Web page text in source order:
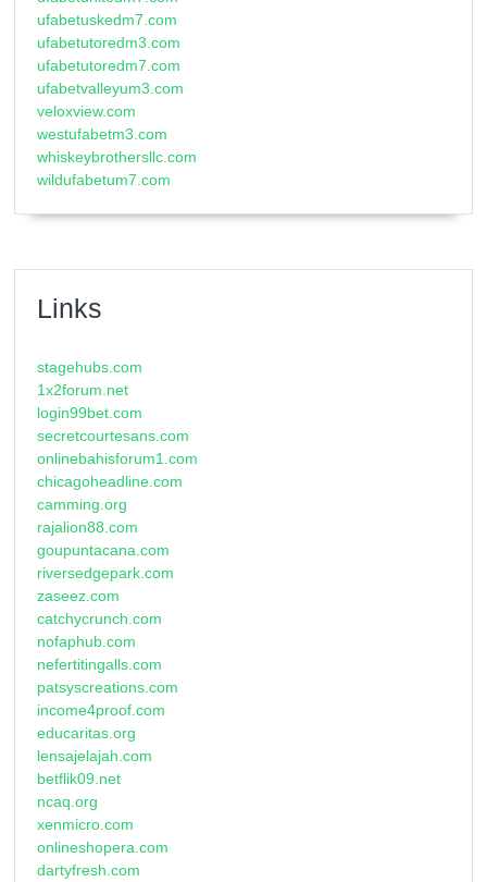
ufabetuskedm7.com
ufabetutoredm3.com
ufabetutoredm7.com
ufabetvalleyum3.com
veloxview.com
westufabetm3.com
whiskeybrothersllc.com
wildufabetum7.com
Links
stagehubs.com
1x2forum.net
login99bet.com
secretcourtesans.com
onlinebahisforum1.com
chicagoheadline.com
camming.org
rajalion88.com
goupuntacana.com
riversedgepark.com
zaseez.com
catchycrunch.com
nofaphub.com
nefertitingalls.com
patsyscreations.com
income4proof.com
educaritas.org
lensajelajah.com
betflik09.net
ncaq.org
xenmicro.com
onlineshopera.com
dartyfresh.com